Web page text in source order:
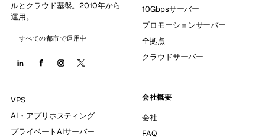
ルとクラウド基盤。2010年から
運用。
すべての都市で運用中
10Gbpsサーバー
プロモーションサーバー
全拠点
クラウドサーバー
VPS
AI・アプリホスティング
プライベートAIサーバー
会社概要
会社
FAQ